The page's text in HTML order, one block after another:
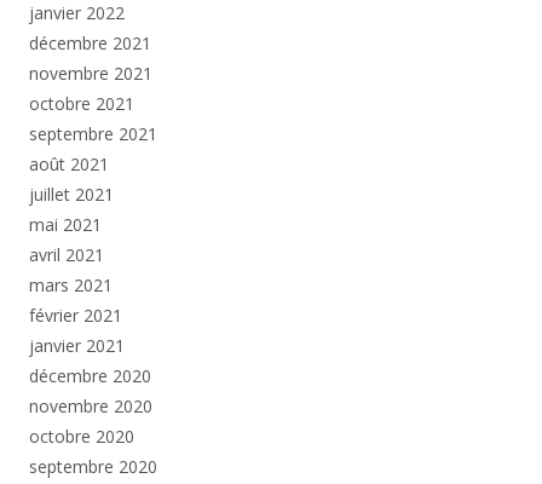
janvier 2022
décembre 2021
novembre 2021
octobre 2021
septembre 2021
août 2021
juillet 2021
mai 2021
avril 2021
mars 2021
février 2021
janvier 2021
décembre 2020
novembre 2020
octobre 2020
septembre 2020